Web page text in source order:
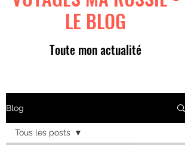
LE BLOG
Toute mon actualité
Blog
Tous les posts